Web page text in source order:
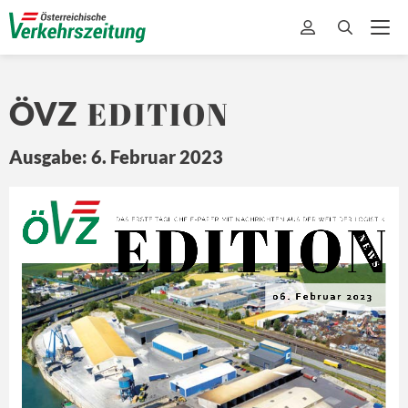
ÖVZ EDITION
Ausgabe: 6. Februar 2023
Z
Ö EDITION
DA S ERSTE TÄ GLICHE E-PAPER MIT NACHRICHTEN A US DER WELT DER L OGISTIK
N E
W S
06. Februar 2023